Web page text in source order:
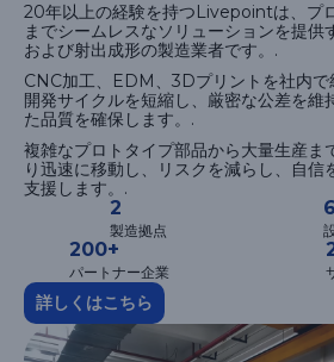
20年以上の経験を持つLivepointは、プ
までシームレスなソリューションを提供
および射出成形の製造業者です。.
CNC加工、EDM、3Dプリントを社内で
開発サイクルを短縮し、厳密な公差を維
た品質を確保します。.
複雑なプロトタイプ部品から大量生産ま
り迅速に移動し、リスクを減らし、自信
支援します。.
2
製造拠点
200+
パートナー企業
詳しくはこちら